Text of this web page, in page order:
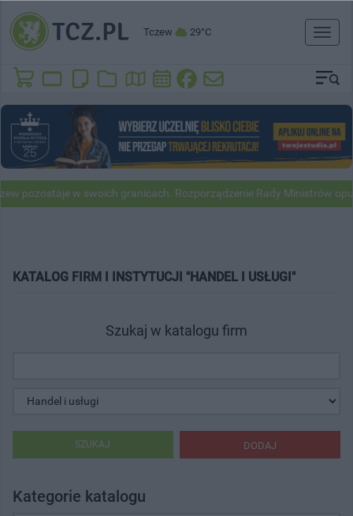
Tczew 29°C
Toggle
w swoich granicach. Rozporządzenie Rady Ministrów
KATALOG FIRM I INSTYTUCJI "HANDEL I USŁUGI"
Szukaj w katalogu firm
DODAJ
SZUKAJ
Kategorie katalogu